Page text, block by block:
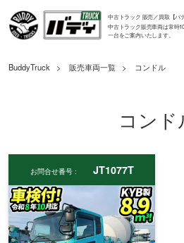
中古トラック 販売／買取【バ
中古トラック販売車両は常時
一台をご案内いたします。
BuddyTruck 販売車両一覧 コンドル
コンド
お問合せ番号 : JT1077T